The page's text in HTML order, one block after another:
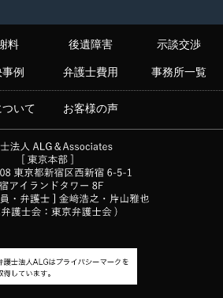
料 後遺障害 示談交渉
例 弁護士費用 事務所一覧
いて お客様の声